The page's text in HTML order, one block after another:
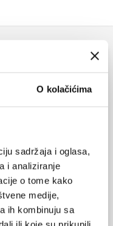
O kolačićima
sadržaja i oglasa,
i analiziranje
o tome kako
medije,
ih kombinuju sa
polifosfata ispod
punjenje.